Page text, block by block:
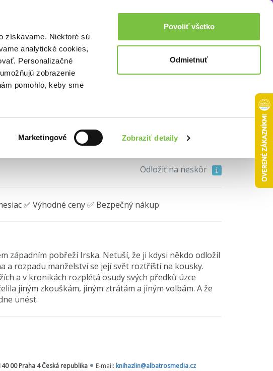
získavame. Niektoré sú
analytické cookies,
Personalizačné
zobrazenie
pomohlo, keby sme
Marketingové Zobraziť detaily
Povoliť všetko
Odmietnuť
Prihlásenie 0,00€
Akcie a zľavy
17,55€
Odložiť na neskôr
✅ Výhodné ceny ✅ Bezpečný nákup
západním pobřeží Irska. Netuší, že ji kdysi někdo odložil
a rozpadu manželství se její svět roztříští na kousky.
a v kronikách rozplétá osudy svých předků úzce
jiným zkouškám, jiným ztrátám a jiným volbám. A že
unést.
00 Praha 4 Česká republika E-mail: knihazlin@albatrosmedia.cz